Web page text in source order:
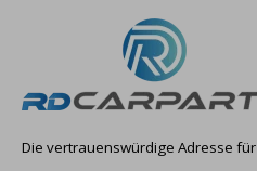
Die vertrauenswürdige Adresse